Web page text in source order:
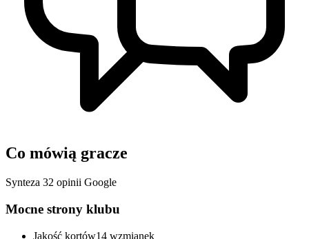
Co mówią gracze
Synteza 32 opinii Google
Mocne strony klubu
Jakość kortów14 wzmianek